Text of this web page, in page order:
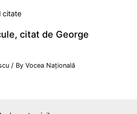
citat de George
/ ByVocea Națională